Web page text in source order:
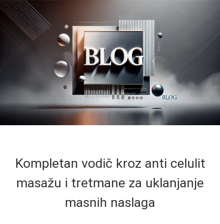
Kompletan vodič kroz anti celulit
masažu i tretmane za uklanjanje
masnih naslaga